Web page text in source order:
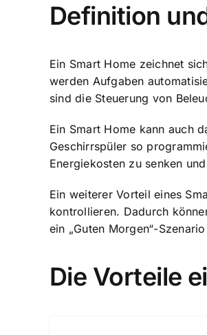
Definition
Ein Smart Home zeichnet
werden Aufgaben
sind die Steuerung von
Ein Smart Home kann auch
Geschirrspüler so
Energiekosten zu senken
Ein weiterer Vorteil eines
kontrollieren. Dadurch
ein „Guten Morgen“-
Die Vorteile